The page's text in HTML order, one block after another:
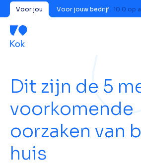
Voor jou Voor jouw bedrijf 10.0 op
Dit zijn de 5
voorkomende
oorzaken van
huis